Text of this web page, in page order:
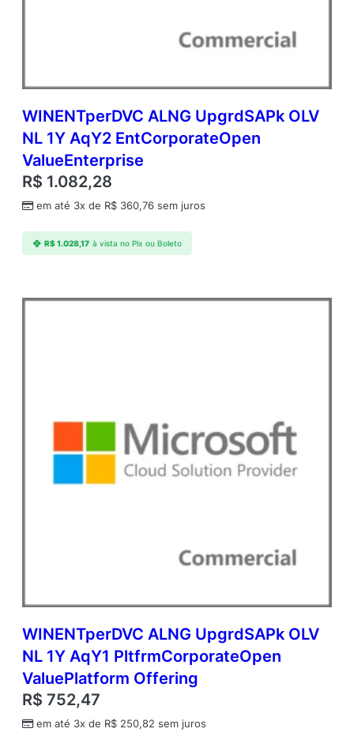
WINENTperDVC ALNG UpgrdSAPk OLV
NL 1Y AqY2 EntCorporateOpen
ValueEnterprise
R$ 1.082,28
em até 3x de R$ 360,76 sem juros
R$1.028,17 à vista no Pix ou Boleto
WINENTperDVC ALNG UpgrdSAPk OLV
NL 1Y AqY1 PltfrmCorporateOpen
ValuePlatform Offering
R$ 752,47
em até 3x de R$ 250,82 sem juros